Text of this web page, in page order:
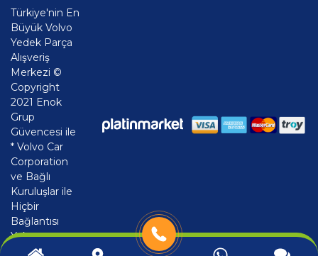
Türkiye'nin En
Büyük Volvo
Yedek Parça
Alışveriş
Merkezi ©
Copyright
2021 Enok
Grup
Güvencesi ile
* Volvo Car
Corporation
ve Bağlı
Kuruluşlar ile
Hiçbir
Bağlantısı
Yoktur